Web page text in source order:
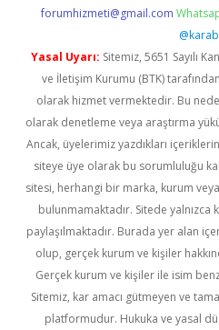
forumhizmeti@gmail.com
Yasal Uyarı: Sitemiz, 5651 Sayılı
ve İletişim Kurumu (BTK)
olarak hizmet vermektedir. Bu
olarak denetleme veya araştırma
Ancak, üyelerimiz yazdıkları
siteye üye olarak bu sorumluluğu
sitesi, herhangi bir marka, kurum
bulunmamaktadır. Sitede yalnızca
paylaşılmaktadır. Burada yer alan
olup, gerçek kurum ve kişiler
Gerçek kurum ve kişiler ile isim
Sitemiz, kar amacı gütmeyen ve
platformudur. Hukuka ve yasal